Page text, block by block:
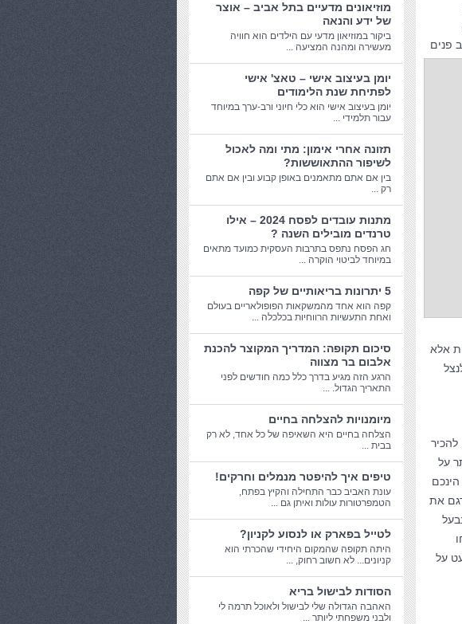
פנים
אלא
על
את
על
מוזיאונים מדעיים בתל אביב – אוצר
של ידע והנאה
ביקור במוזיאון מדעי עם הילדים הוא חוויה
מעשירה ומהנה המציעה ...
יומן בעיצוב אישי – טאצ' אישי
לפתיחת שנת הלימודים
יומן בעיצוב אישי הוא כלי חיוני ורב-ערך במיוחד
עבור תלמידי ...
תזונה אחרי אימון: מתי ומה לאכול
לשיפור ההתאוששות?
בין אם אתם מתאמנים באופן קבוע ובין אם אתם
רק ...
מתנות עובדים לפסח 2024 – אילו
טרנדים מובילים השנה ?
חג הפסח נתפס בתרבות העסקית כמועד מתאים
במיוחד לביטוי הוקרה ...
5 יתרונות בריאותיים של קפה
קפה הוא אחד מהמשקאות הפופולאריים בעולם
ואחת התעשיות הרווחיות בכלכלה ...
סיכום תקופה: המדריך המקוצר להכנת
אלבום בר מצווה
הרגע הזה מגיע בדרך כלל כמה חודשים לפני
התאריך הגדול. ...
מיומנויות להצלחה בחיים
הצלחה בחיים היא השאיפה של כל אחד, לא רק
בבית ...
טיפים איך להיפטר מנמלים וחרקים!
עונת האביב כבר התחילה והקיץ בפתח,
הטמפרטורות עולות ואיתן גם ...
לטייל בפארק או לנסוע לקניון?
היתה תקופה שהמקום היחידי שהכרתי הוא
קניונים... לא חשוב רחוק, ...
הסודות לבישול בריא
האהבה הגדולה שלי לבישול ולאוכל תרמה לי
ולבני משפחתי ליותר ...